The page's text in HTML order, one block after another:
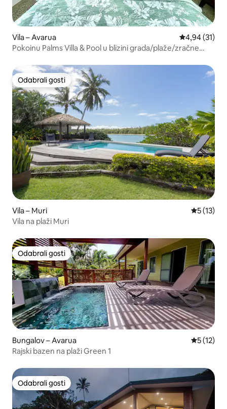
Vila – Avarua Prosječna
4,94 (31)
Pokoinu Palms Villa & Pool u blizini grada/plaže/zračne
Odabrali gosti
Odabrali gosti
Vila – Muri Prosječna
5 (13)
Vila na plaži Muri
Odabrali gosti
Odabrali gosti
Bungalov – Avarua Prosječna
5 (12)
Rajski bazen na plaži Green 1
Odabrali gosti
Odabrali gosti